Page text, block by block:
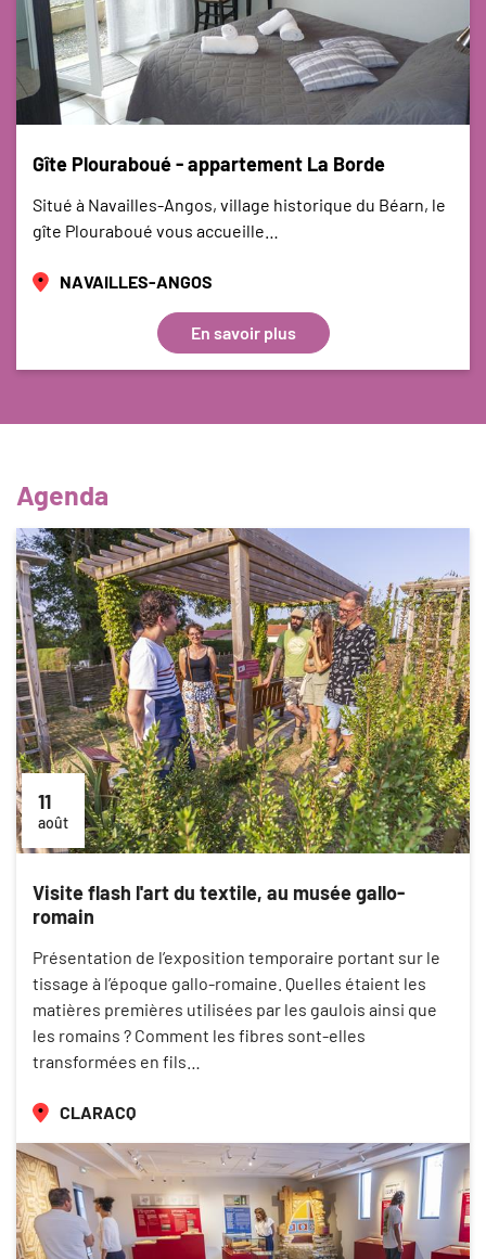
Gîte Plouraboué - appartement La Borde
Situé à Navailles-Angos, village historique du Béarn, le
gîte Plouraboué vous accueille…
NAVAILLES-ANGOS
En savoir plus
Agenda
11
août
Visite flash l'art du textile, au musée gallo-
romain
Présentation de l’exposition temporaire portant sur le
tissage à l’époque gallo-romaine. Quelles étaient les
matières premières utilisées par les gaulois ainsi que
les romains ? Comment les fibres sont-elles
transformées en fils…
CLARACQ